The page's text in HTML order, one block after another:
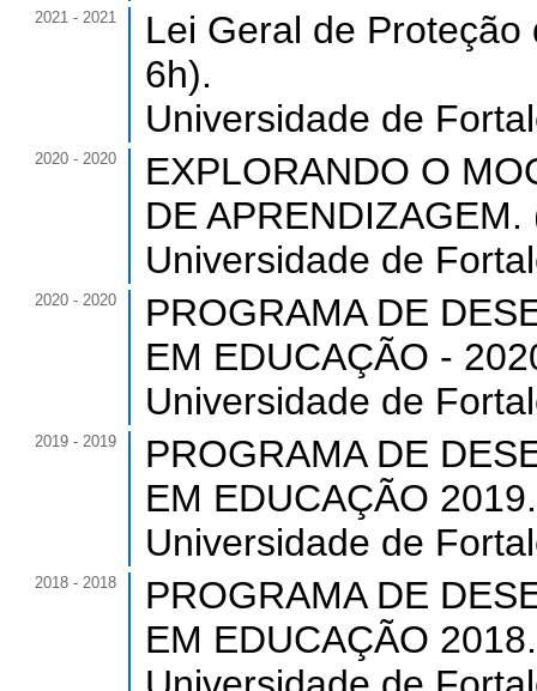
2021 - 2021
Lei Geral de
6h).
Universidade de
2020 - 2020
EXPLORANDO O
DE
Universidade de
2020 - 2020
PROGRAMA DE
EM EDUCAÇÃO -
Universidade de
2019 - 2019
PROGRAMA DE
EM EDUCAÇÃO
Universidade de
2018 - 2018
PROGRAMA DE
EM EDUCAÇÃO